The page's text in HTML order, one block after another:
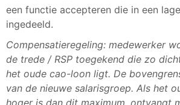
een functie accepteren die in een
ingedeeld.
Compensatieregeling: medewerker
de trede / RSP toegekend die zo
het oude cao-loon ligt. De
van de nieuwe salarisgroep. Als het
hoger is dan dit maximum, ontvangt